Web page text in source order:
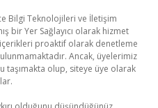
Bilgi Teknolojileri ve İletişim
bir Yer Sağlayıcı olarak hizmet
proaktif olarak denetleme
Ancak, üyelerimiz
taşımakta olup, siteye üye olarak